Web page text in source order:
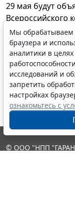
29 мая будут
Всероссийского
27 мая 2026
AI-ассистент
техническую
28 апреля 2026
"ГАРАНТ
вебинар по
23 апреля 2026
Мы обрабатываем
браузера и
аналитики в
исследований и
запретить
настройках
ознакомьтесь с
© ООО "НПП